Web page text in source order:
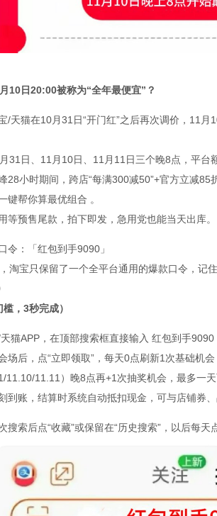
日20:00被称为“全年最便宜”？
/天猫在10月31日“开门红”之后再次调价，11
31日、11月10日、11月11日三个晚8点，平台
28小时期间，跨店“每满300减50”+官方立减
键帮你算最优组合 。
等预售尾款，拍下即发，急用党也能当天出库。
：「红包到手9090」
宝只保留了一个全平台通用的爆款口令，记
，3秒完成）
猫APP，在顶部搜索框直接输入 红包到手9090
场后，点“立即领取”，每天0点刷新1次基础机会
11.10/11.11）晚8点再+1次抽奖机会，最多一天
到账，结算时系统自动抵扣现金，可与店铺券
索后点“收藏”或保留在“历史搜索”，以后每天